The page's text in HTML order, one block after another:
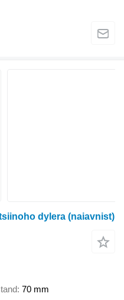
dylera (naiavnist)
70 mm